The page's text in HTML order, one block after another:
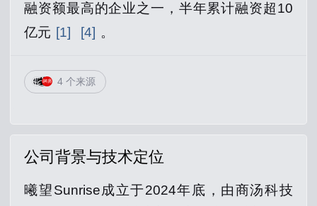
融资额最高的企业之一，半年累计融资超10
亿元 [1] [4] 。
4 个来源
公司背景与技术定位
曦望Sunrise成立于2024年底，由商汤科技